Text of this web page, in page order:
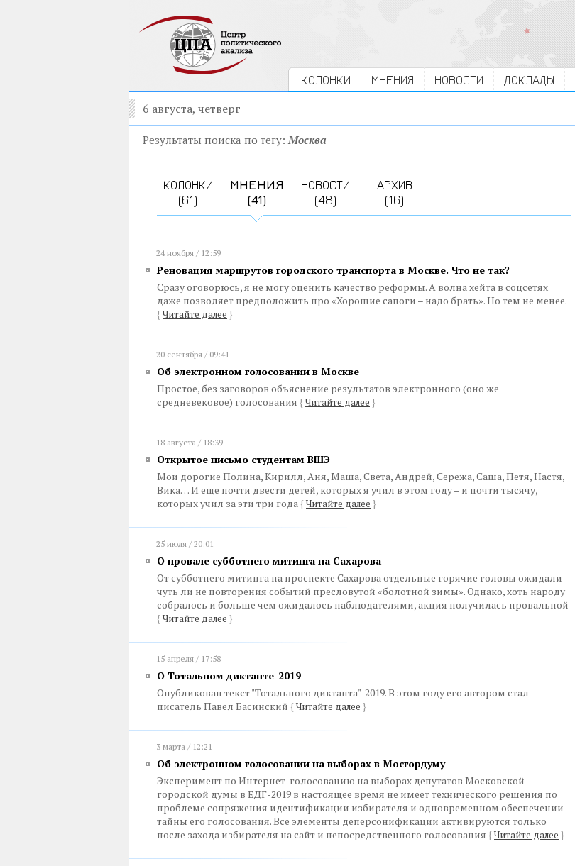
КОЛОНКИ МНЕНИЯ НОВОСТИ ДОКЛАДЫ
6 августа, четверг
Результаты поиска по тегу:Москва
КОЛОНКИ
(61)
МНЕНИЯ
(41)
НОВОСТИ
(48)
АРХИВ
(16)
24 ноября / 12:59
Реновация маршрутов городского транспорта в Москве. Что не так?
Сразу оговорюсь, я не могу оценить качество реформы. А волна хейта в соцсетях
даже позволяет предположить про «Хорошие сапоги – надо брать». Но тем не менее.
{ Читайте далее }
20 сентября / 09:41
Об электронном голосовании в Москве
Простое, без заговоров объяснение результатов электронного (оно же
средневековое) голосования { Читайте далее }
18 августа / 18:39
Открытое письмо студентам ВШЭ
Мои дорогие Полина, Кирилл, Аня, Маша, Света, Андрей, Сережа, Саша, Петя, Настя,
Вика… И еще почти двести детей, которых я учил в этом году – и почти тысячу,
которых учил за эти три года { Читайте далее }
25 июля / 20:01
О провале субботнего митинга на Сахарова
От субботнего митинга на проспекте Сахарова отдельные горячие головы ожидали
чуть ли не повторения событий пресловутой «болотной зимы». Однако, хоть народу
собралось и больше чем ожидалось наблюдателями, акция получилась провальной
{ Читайте далее }
15 апреля / 17:58
О Тотальном диктанте-2019
Опубликован текст "Тотального диктанта"-2019. В этом году его автором стал
писатель Павел Басинский { Читайте далее }
3 марта / 12:21
Об электронном голосовании на выборах в Мосгордуму
Эксперимент по Интернет-голосованию на выборах депутатов Московской
городской думы в ЕДГ-2019 в настоящее время не имеет технического решения по
проблеме сопряжения идентификации избирателя и одновременном обеспечении
тайны его голосования. Все элементы деперсонификации активируются только
после захода избирателя на сайт и непосредственного голосования { Читайте далее }